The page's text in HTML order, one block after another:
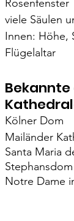
Rosenfenster
viele Säulen
Innen: Höhe,
Flügelaltar
Kölner Dom
Mailänder
Santa Maria
Notre Dame